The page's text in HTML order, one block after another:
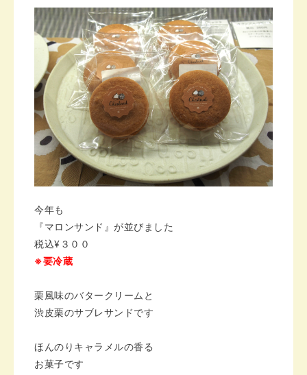
今年も
『マロンサンド』が並びました
税込¥３００
※要冷蔵
栗風味のバタークリームと
渋皮栗のサブレサンドです
ほんのりキャラメルの香る
お菓子です